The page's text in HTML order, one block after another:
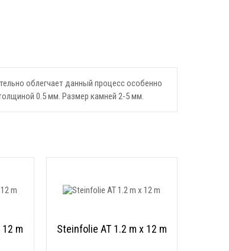
облегчает данный процесс особенно
0.5 мм. Размер камней 2-5 мм.
m Steinfolie AT 1.2 m x 12 m